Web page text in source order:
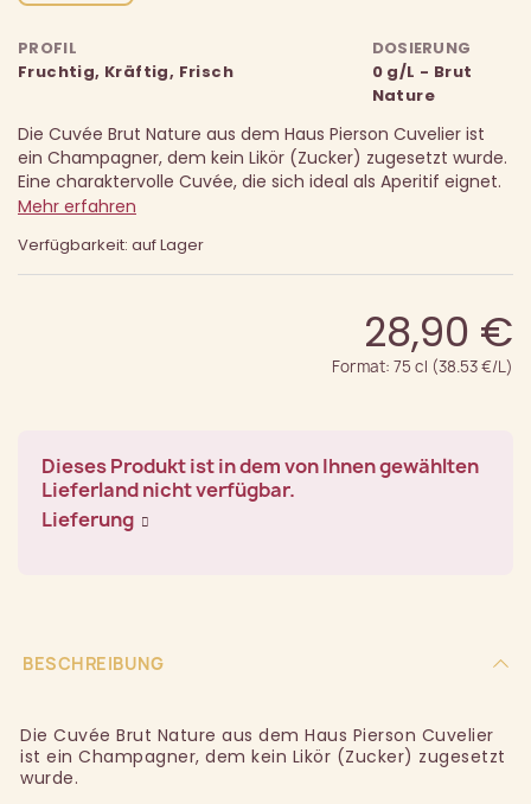
PROFIL
Fruchtig, Kräftig, Frisch
DOSIERUNG
0 g/L - Brut
Nature
Die Cuvée Brut Nature aus dem Haus Pierson Cuvelier ist
ein Champagner, dem kein Likör (Zucker) zugesetzt wurde.
Eine charaktervolle Cuvée, die sich ideal als Aperitif eignet.
Mehr erfahren
Verfügbarkeit: auf Lager
28,90 €
Format: 75 cl (38.53 €/L)
Dieses Produkt ist in dem von Ihnen gewählten
Lieferland nicht verfügbar.
Lieferung
BESCHREIBUNG
Die Cuvée Brut Nature aus dem Haus Pierson Cuvelier
ist ein Champagner, dem kein Likör (Zucker) zugesetzt
wurde.